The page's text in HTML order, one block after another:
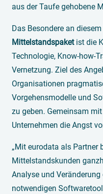
aus der Taufe gehobene
Das Besondere an diesem
Mittelstandspaketist die
Technologie, Know-how-
Vernetzung. Ziel des
Organisationen
Vorgehensmodelle und
zu geben. Gemeinsam
Unternehmen die Angst
„Mit eurodata als Partner
Mittelstandskunden
Analyse und
notwendigen